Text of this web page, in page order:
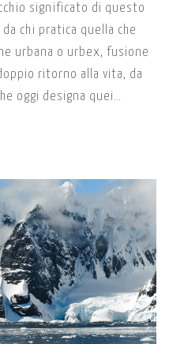
significato di questo
chi pratica quella che
urbana o urbex, fusione
ritorno alla vita, da
oggi designa quei…